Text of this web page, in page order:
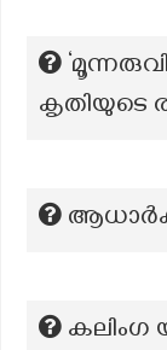
കൃതിയുടെ
കലിംഗ